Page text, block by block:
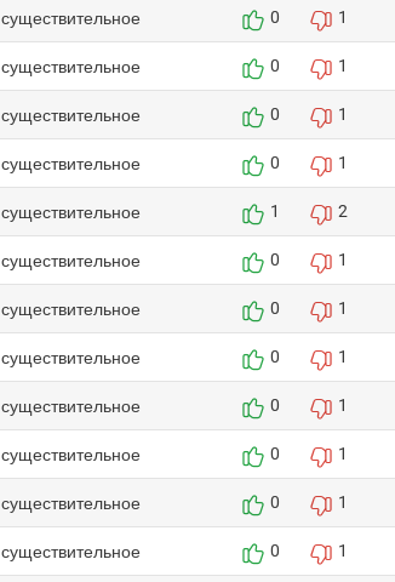
существительное 0 1
существительное 0 1
существительное 0 1
существительное 0 1
существительное 1 2
существительное 0 1
существительное 0 1
существительное 0 1
существительное 0 1
существительное 0 1
существительное 0 1
существительное 0 1